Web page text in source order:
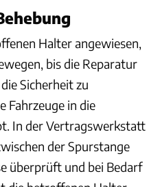
Halter angewiesen,
bis die Reparatur
Sicherheit zu
Fahrzeuge in die
In der Vertragswerkstatt
der Spurstange
überprüft und bei Bedarf